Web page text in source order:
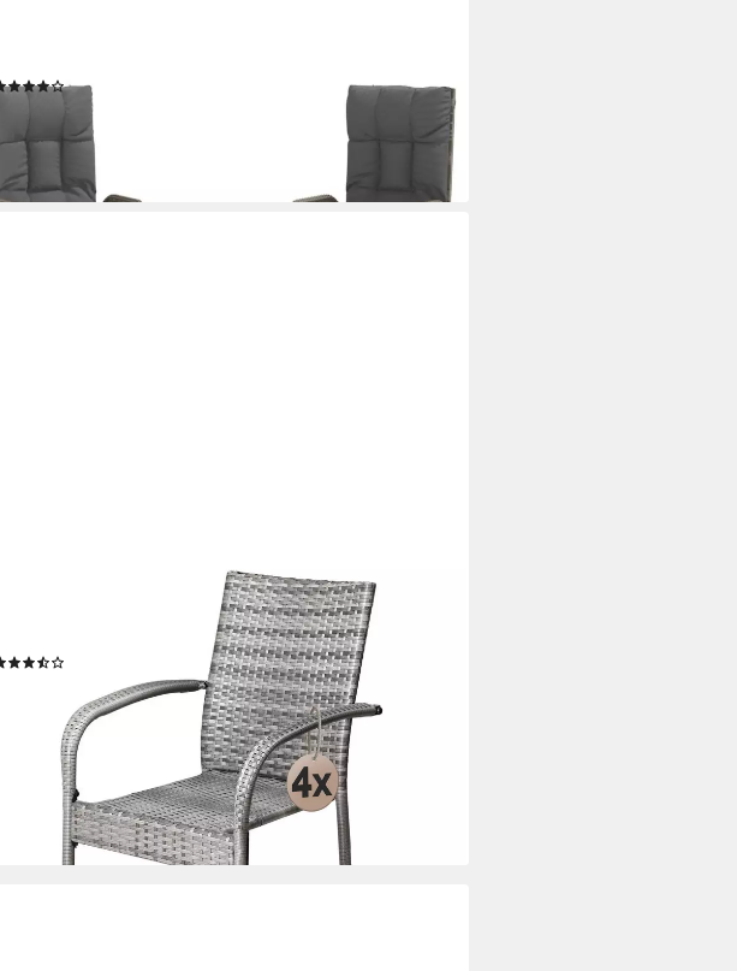
(6)
lieferbar - in 4-5 Werktagen bei dir
Gartenstuhl, Stapelbar Wetterfest Polyrattan Outdoor
160kg Garten Terrasse Balkon
lieferbar - in 3-4 Werktagen bei dir